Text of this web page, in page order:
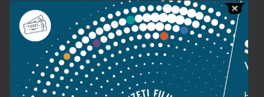
Sajtószoba
Adatvédelem
Impresszum